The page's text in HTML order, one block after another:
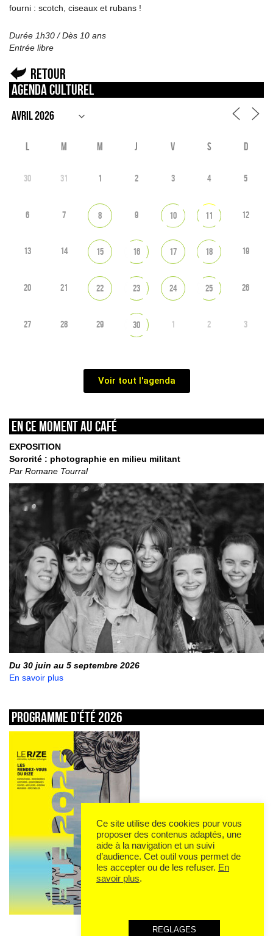
fourni : scotch, ciseaux et rubans !
Durée 1h30 / Dès 10 ans
Entrée libre
Retour
Agenda culturel
L M M J V S D
30 31 1 2 3 4 5
6 7 8 9 10 11 12
13 14 15 16 17 18 19
20 21 22 23 24 25 26
27 28 29 30 1 2 3
Voir tout l'agenda
En ce moment au café
EXPOSITION
Sororité : photographie en milieu militant
Par Romane Tourral
Du 30 juin au 5 septembre 2026
En savoir plus
Programme d’été 2026
Ce site utilise des cookies pour vous
proposer des contenus adaptés, une
aide à la navigation et un suivi
d’audience. Cet outil vous permet de
les accepter ou de les refuser. En
savoir plus.
REGLAGES